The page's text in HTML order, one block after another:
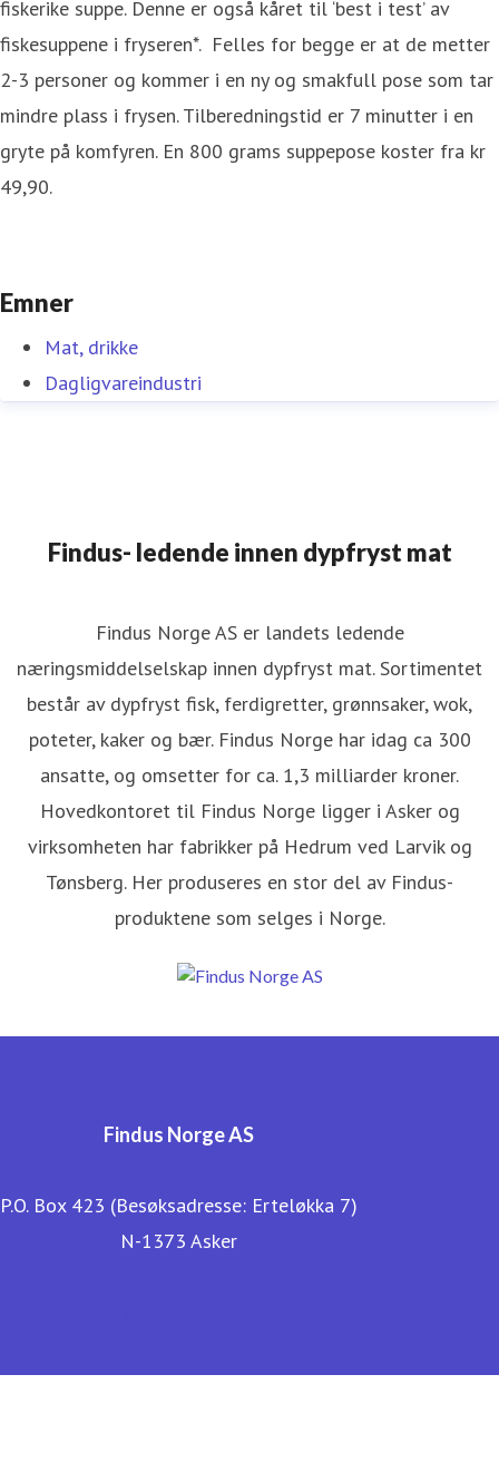
fiskerike suppe. Denne er også kåret til ‘best i test’ av
fiskesuppene i fryseren*. Felles for begge er at de metter
2-3 personer og kommer i en ny og smakfull pose som tar
mindre plass i frysen. Tilberedningstid er 7 minutter i en
gryte på komfyren. En 800 grams suppepose koster fra kr
49,90.
Emner
Mat, drikke
Dagligvareindustri
Findus- ledende innen dypfryst mat
Findus Norge AS er landets ledende
næringsmiddelselskap innen dypfryst mat. Sortimentet
består av dypfryst fisk, ferdigretter, grønnsaker, wok,
poteter, kaker og bær. Findus Norge har idag ca 300
ansatte, og omsetter for ca. 1,3 milliarder kroner.
Hovedkontoret til Findus Norge ligger i Asker og
virksomheten har fabrikker på Hedrum ved Larvik og
Tønsberg. Her produseres en stor del av Findus-
produktene som selges i Norge.
Findus Norge AS
P.O. Box 423 (Besøksadresse: Erteløkka 7)
N-1373 Asker